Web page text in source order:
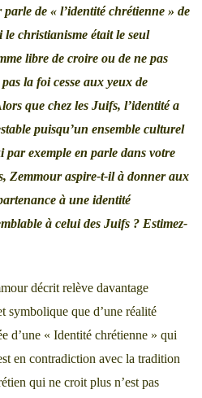
de « l’identité chrétienne » de
christianisme était le seul
libre de croire ou de ne pas
la foi cesse aux yeux de
que chez les Juifs, l’identité a
puisqu’un ensemble culturel
exemple en parle dans votre
Zemmour aspire-t-il à donner aux
à une identité
à celui des Juifs ? Estimez-
décrit relève davantage
symbolique que d’une réalité
d’une « Identité chrétienne » qui
en contradiction avec la tradition
qui ne croit plus n’est pas